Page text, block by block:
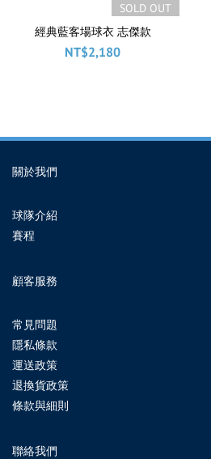
SOLD OUT
經典藍客場球衣 志傑款
NT$2,180
關於我們
球隊介紹
賽程
顧客服務
常見問題
隱私條款
運送政策
退換貨政策
條款與細則
聯絡我們